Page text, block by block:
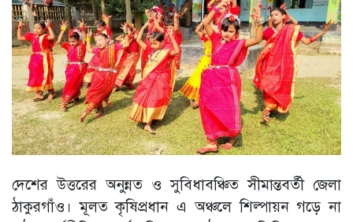
দেশের উত্তরের অনুন্নত ও সুবিধাবঞ্চিত সীমান্তবর্তী জেলা
ঠাকুরগাঁও। মূলত কৃষিপ্রধান এ অঞ্চলে শিল্পায়ন গড়ে না